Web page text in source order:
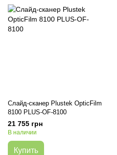
Слайд-сканер Plustek OpticFilm
8100 PLUS-OF-8100
21 755 грн
В наличии
Купить